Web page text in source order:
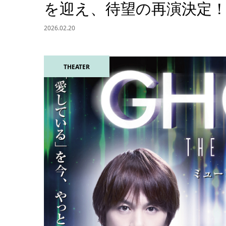
を迎え、待望の再演決定
2026.02.20
THEATER